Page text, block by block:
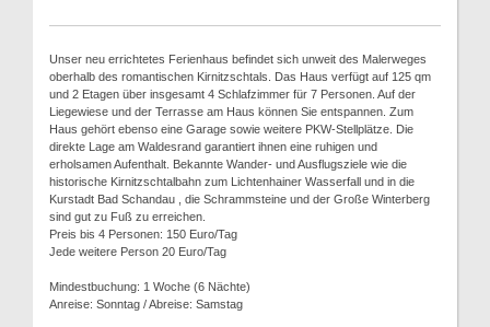
Unser neu errichtetes Ferienhaus befindet sich unweit des Malerweges
oberhalb des romantischen Kirnitzschtals. Das Haus verfügt auf 125 qm
und 2 Etagen über insgesamt 4 Schlafzimmer für 7 Personen. Auf der
Liegewiese und der Terrasse am Haus können Sie entspannen. Zum
Haus gehört ebenso eine Garage sowie weitere PKW-Stellplätze. Die
direkte Lage am Waldesrand garantiert ihnen eine ruhigen und
erholsamen Aufenthalt. Bekannte Wander- und Ausflugsziele wie die
historische Kirnitzschtalbahn zum Lichtenhainer Wasserfall und in die
Kurstadt Bad Schandau , die Schrammsteine und der Große Winterberg
sind gut zu Fuß zu erreichen.
Preis bis 4 Personen: 150 Euro/Tag
Jede weitere Person 20 Euro/Tag
Mindestbuchung: 1 Woche (6 Nächte)
Anreise: Sonntag / Abreise: Samstag